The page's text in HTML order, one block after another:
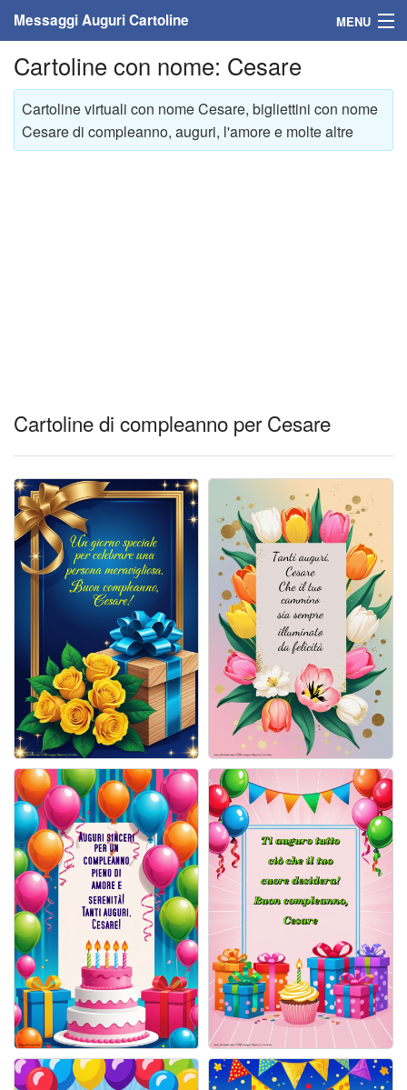
Messaggi Auguri Cartoline MENU
Home
Messaggi
Cartoline
Cartoline giorni settimana
Cartoline musicali
Cartoline animate
Accedi
Cartoline con nome: Cesare
Cartoline virtuali con nome Cesare, bigliettini con nome
Cesare di compleanno, auguri, l'amore e molte altre
Cartoline di compleanno per Cesare